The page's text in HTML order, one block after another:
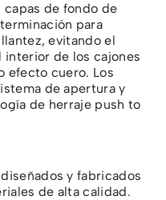
capas de fondo de
para
evitando el
interior de los cajones
efecto cuero. Los
de apertura y
de herraje push to
y fabricados
de alta calidad.